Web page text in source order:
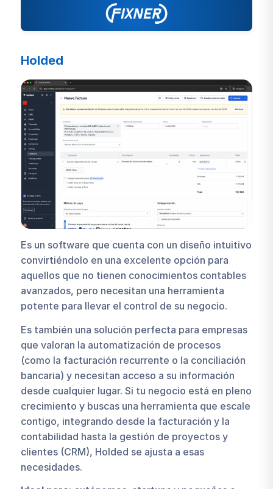
Holded
Es un software que cuenta con un diseño intuitivo
convirtiéndolo en una excelente opción para
aquellos que no tienen conocimientos contables
avanzados, pero necesitan una herramienta
potente para llevar el control de su negocio.
Es también una solución perfecta para empresas
que valoran la automatización de procesos
(como la facturación recurrente o la conciliación
bancaria) y necesitan acceso a su información
desde cualquier lugar. Si tu negocio está en pleno
crecimiento y buscas una herramienta que escale
contigo, integrando desde la facturación y la
contabilidad hasta la gestión de proyectos y
clientes (CRM), Holded se ajusta a esas
necesidades.